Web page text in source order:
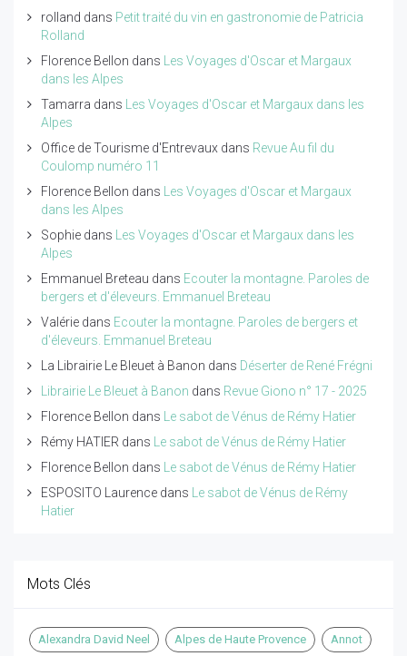
rolland dans Petit traité du vin en gastronomie de Patricia
Rolland
Florence Bellon dans
Les Voyages d'Oscar et Margaux
dans les Alpes
Tamarra dans
Les Voyages d'Oscar et Margaux dans les
Alpes
Office de Tourisme d'Entrevaux dans Revue Au fil du
Coulomp numéro 11
Florence Bellon dans
Les Voyages d'Oscar et Margaux
dans les Alpes
Sophie dans
Les Voyages d'Oscar et Margaux dans les
Alpes
Emmanuel Breteau dans Ecouter la montagne. Paroles de
bergers et d'éleveurs. Emmanuel Breteau
Valérie dans Ecouter la montagne. Paroles de bergers et
d'éleveurs. Emmanuel Breteau
La Librairie Le Bleuet à Banon dans Déserter de René Frégni
Librairie Le Bleuet à Banon dans Revue Giono n° 17 - 2025
Florence Bellon dans
Le sabot de Vénus de Rémy Hatier
Rémy HATIER dans
Le sabot de Vénus de Rémy Hatier
Florence Bellon dans
Le sabot de Vénus de Rémy Hatier
ESPOSITO Laurence dans
Le sabot de Vénus de Rémy
Hatier
Mots Clés
Alexandra David Neel Alpes de Haute Provence Annot